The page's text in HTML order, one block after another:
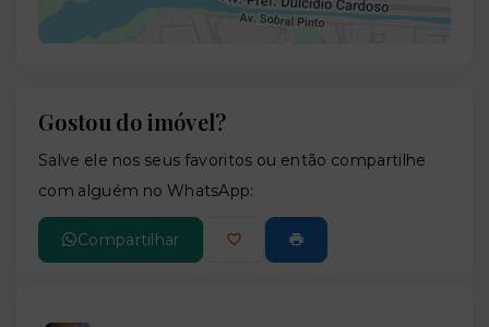
Gostou do imóvel?
Salve ele nos seus favoritos ou então compartilhe
com alguém no WhatsApp:
Compartilhar